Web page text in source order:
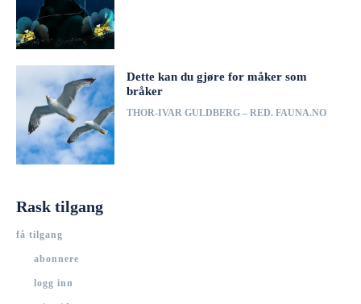
Dette kan du gjøre for måker som
bråker
THOR-IVAR GULDBERG – RED. FAUNA.NO
Rask tilgang
få tilgang
abonnere
logg inn